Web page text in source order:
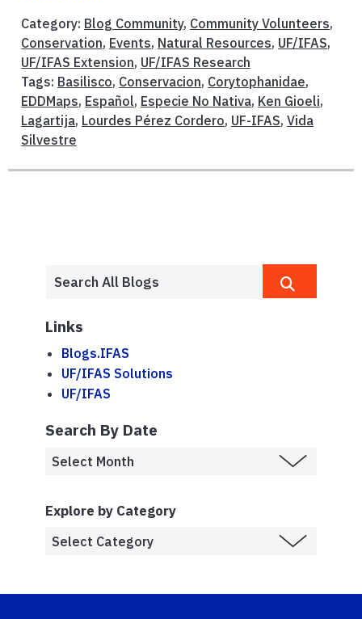
Category: Blog Community, Community Volunteers,
Conservation, Events, Natural Resources, UF/IFAS,
UF/IFAS Extension, UF/IFAS Research
Tags: Basilisco, Conservacion, Corytophanidae,
EDDMaps, Español, Especie No Nativa, Ken Gioeli,
Lagartija, Lourdes Pérez Cordero, UF-IFAS, Vida
Silvestre
Links
Blogs.IFAS
UF/IFAS Solutions
UF/IFAS
Search By Date
Explore by Category